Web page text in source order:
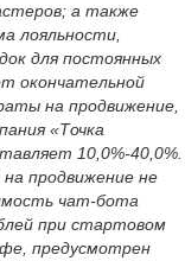
а также
лояльности,
для постоянных
окончательной
на продвижение,
«Точка
10,0%-40,0%.
продвижение не
чат-бота
при стартовом
предусмотрен